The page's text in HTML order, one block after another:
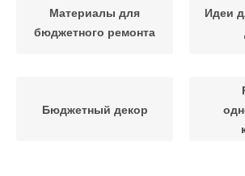
Материалы для
бюджетного ремонта
Идеи
Бюджетный декор